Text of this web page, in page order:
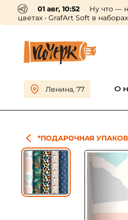
01 авг, 10:52
Ну что —
цветах • GrafArt Soft в
Ленина, 77 О
*ПОДАРОЧНАЯ